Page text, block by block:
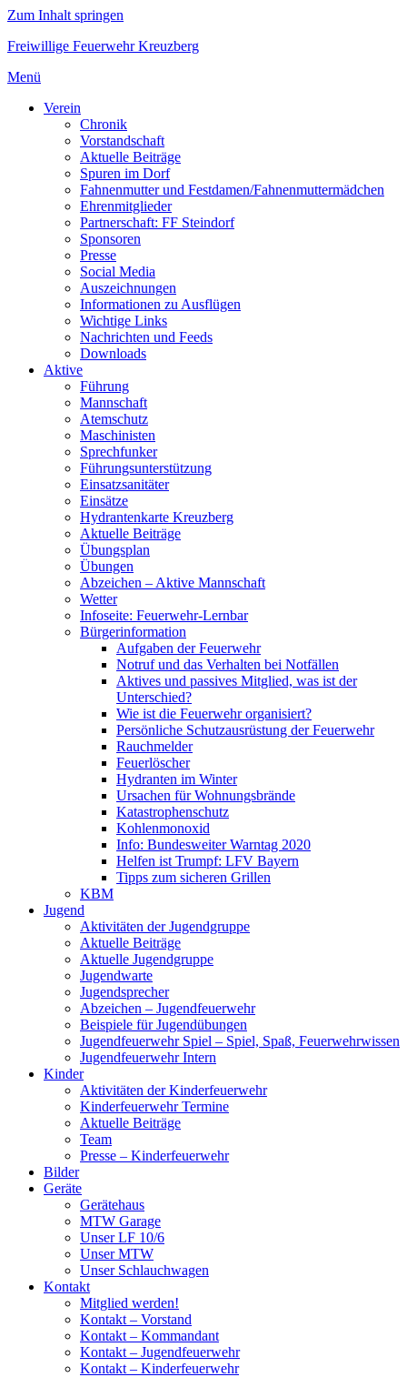
Zum Inhalt springen
Freiwillige Feuerwehr Kreuzberg
Menü
Verein
Chronik
Vorstandschaft
Aktuelle Beiträge
Spuren im Dorf
Fahnenmutter und Festdamen/Fahnenmuttermädchen
Ehrenmitglieder
Partnerschaft: FF Steindorf
Sponsoren
Presse
Social Media
Auszeichnungen
Informationen zu Ausflügen
Wichtige Links
Nachrichten und Feeds
Downloads
Aktive
Führung
Mannschaft
Atemschutz
Maschinisten
Sprechfunker
Führungsunterstützung
Einsatzsanitäter
Einsätze
Hydrantenkarte Kreuzberg
Aktuelle Beiträge
Übungsplan
Übungen
Abzeichen – Aktive Mannschaft
Wetter
Infoseite: Feuerwehr-Lernbar
Bürgerinformation
Aufgaben der Feuerwehr
Notruf und das Verhalten bei Notfällen
Aktives und passives Mitglied, was ist der
Unterschied?
Wie ist die Feuerwehr organisiert?
Persönliche Schutzausrüstung der Feuerwehr
Rauchmelder
Feuerlöscher
Hydranten im Winter
Ursachen für Wohnungsbrände
Katastrophenschutz
Kohlenmonoxid
Info: Bundesweiter Warntag 2020
Helfen ist Trumpf: LFV Bayern
Tipps zum sicheren Grillen
KBM
Jugend
Aktivitäten der Jugendgruppe
Aktuelle Beiträge
Aktuelle Jugendgruppe
Jugendwarte
Jugendsprecher
Abzeichen – Jugendfeuerwehr
Beispiele für Jugendübungen
Jugendfeuerwehr Spiel – Spiel, Spaß, Feuerwehrwissen
Jugendfeuerwehr Intern
Kinder
Aktivitäten der Kinderfeuerwehr
Kinderfeuerwehr Termine
Aktuelle Beiträge
Team
Presse – Kinderfeuerwehr
Bilder
Geräte
Gerätehaus
MTW Garage
Unser LF 10/6
Unser MTW
Unser Schlauchwagen
Kontakt
Mitglied werden!
Kontakt – Vorstand
Kontakt – Kommandant
Kontakt – Jugendfeuerwehr
Kontakt – Kinderfeuerwehr